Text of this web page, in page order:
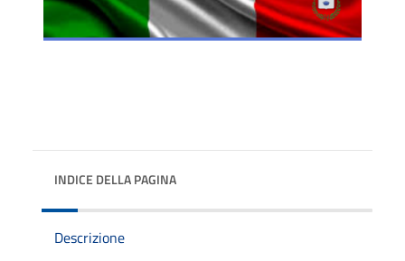
INDICE DELLA PAGINA
Descrizione